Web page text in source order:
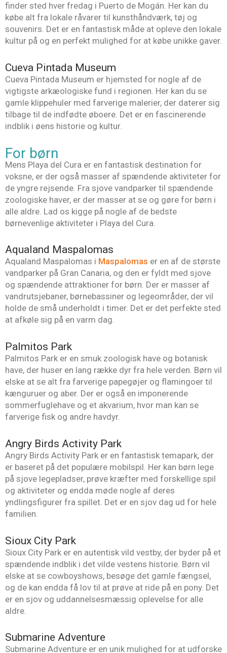
finder sted hver fredag i Puerto de Mogán. Her kan du
købe alt fra lokale råvarer til kunsthåndværk, tøj og
souvenirs. Det er en fantastisk måde at opleve den lokale
kultur på og en perfekt mulighed for at købe unikke gaver.
Cueva Pintada Museum
Cueva Pintada Museum er hjemsted for nogle af de
vigtigste arkæologiske fund i regionen. Her kan du se
gamle klippehuler med farverige malerier, der daterer sig
tilbage til de indfødte øboere. Det er en fascinerende
indblik i øens historie og kultur.
For børn
Mens Playa del Cura er en fantastisk destination for
voksne, er der også masser af spændende aktiviteter for
de yngre rejsende. Fra sjove vandparker til spændende
zoologiske haver, er der masser at se og gøre for børn i
alle aldre. Lad os kigge på nogle af de bedste
børnevenlige aktiviteter i Playa del Cura.
Aqualand Maspalomas
Aqualand Maspalomas i Maspalomas er en af de største
vandparker på Gran Canaria, og den er fyldt med sjove
og spændende attraktioner for børn. Der er masser af
vandrutsjebaner, børnebassiner og legeområder, der vil
holde de små underholdt i timer. Det er det perfekte sted
at afkøle sig på en varm dag.
Palmitos Park
Palmitos Park er en smuk zoologisk have og botanisk
have, der huser en lang række dyr fra hele verden. Børn vil
elske at se alt fra farverige papegøjer og flamingoer til
kænguruer og aber. Der er også en imponerende
sommerfuglehave og et akvarium, hvor man kan se
farverige fisk og andre havdyr.
Angry Birds Activity Park
Angry Birds Activity Park er en fantastisk temapark, der
er baseret på det populære mobilspil. Her kan børn lege
på sjove legepladser, prøve kræfter med forskellige spil
og aktiviteter og endda møde nogle af deres
yndlingsfigurer fra spillet. Det er en sjov dag ud for hele
familien.
Sioux City Park
Sioux City Park er en autentisk vild vestby, der byder på et
spændende indblik i det vilde vestens historie. Børn vil
elske at se cowboyshows, besøge det gamle fængsel,
og de kan endda få lov til at prøve at ride på en pony. Det
er en sjov og uddannelsesmæssig oplevelse for alle
aldre.
Submarine Adventure
Submarine Adventure er en unik mulighed for at udforske